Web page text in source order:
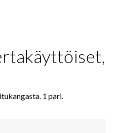
1 pari.